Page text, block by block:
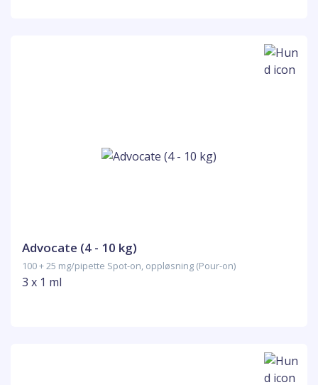
Advocate (4 - 10 kg)
100 + 25 mg/pipette Spot-on, oppløsning (Pour-on)
3 x 1 ml